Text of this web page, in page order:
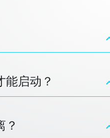
能启动？
？